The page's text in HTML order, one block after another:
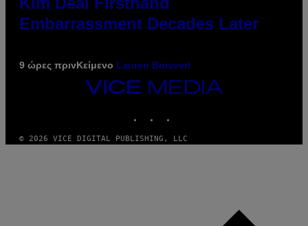
Embarrassment Decades Later
9 ώρες πρινΚείμενο Lauren Boisvert
VICE
MEDIA
© 2026 VICE DIGITAL PUBLISHING, LLC